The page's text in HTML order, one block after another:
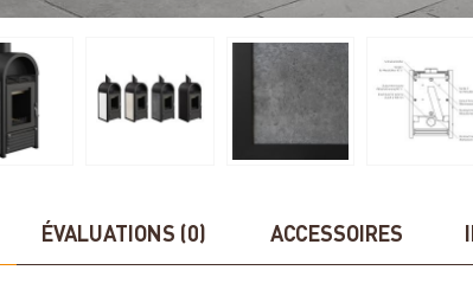
ÉVALUATIONS (0) ACCESSOIRES